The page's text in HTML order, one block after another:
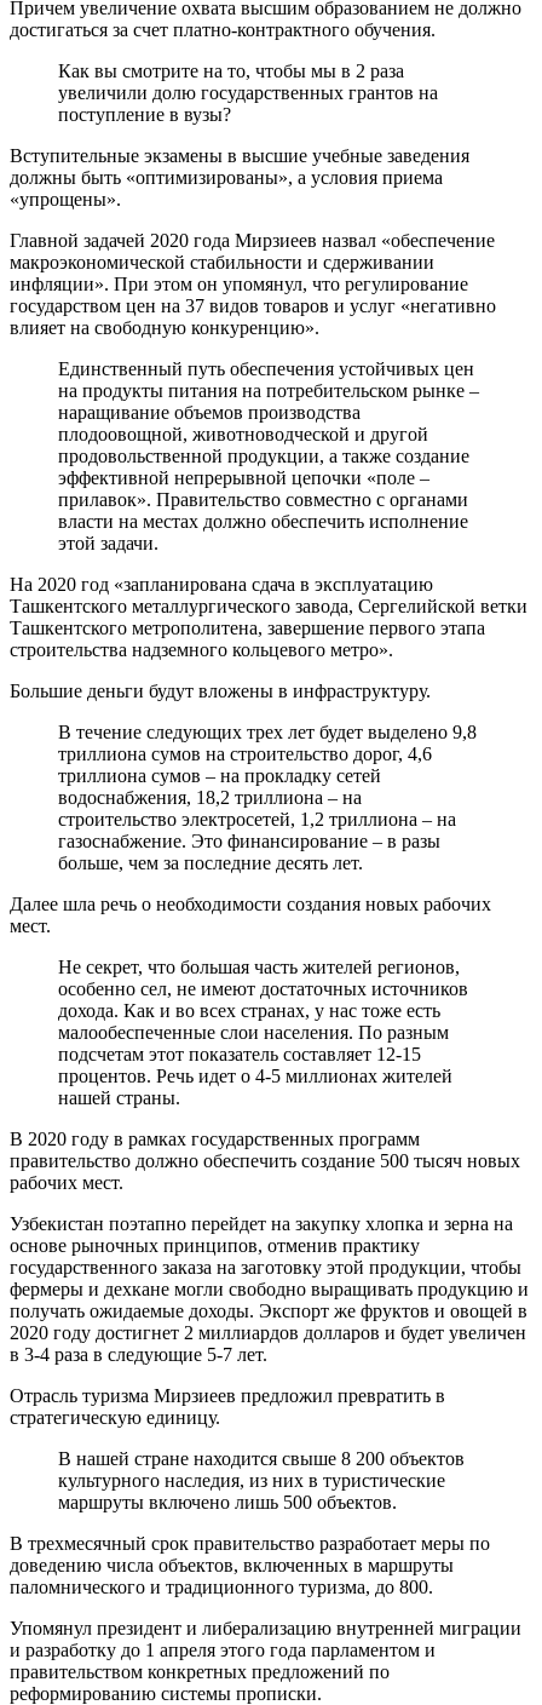
Причем увеличение охвата высшим образованием не должно
достигаться за счет платно-контрактного обучения.
Как вы смотрите на то, чтобы мы в 2 раза
увеличили долю государственных грантов на
поступление в вузы?
Вступительные экзамены в высшие учебные заведения
должны быть «оптимизированы», а условия приема
«упрощены».
Главной задачей 2020 года Мирзиеев назвал «обеспечение
макроэкономической стабильности и сдерживании
инфляции». При этом он упомянул, что регулирование
государством цен на 37 видов товаров и услуг «негативно
влияет на свободную конкуренцию».
Единственный путь обеспечения устойчивых цен
на продукты питания на потребительском рынке –
наращивание объемов производства
плодоовощной, животноводческой и другой
продовольственной продукции, а также создание
эффективной непрерывной цепочки «поле –
прилавок». Правительство совместно с органами
власти на местах должно обеспечить исполнение
этой задачи.
На 2020 год «запланирована сдача в эксплуатацию
Ташкентского металлургического завода, Сергелийской ветки
Ташкентского метрополитена, завершение первого этапа
строительства надземного кольцевого метро».
Большие деньги будут вложены в инфраструктуру.
В течение следующих трех лет будет выделено 9,8
триллиона сумов на строительство дорог, 4,6
триллиона сумов – на прокладку сетей
водоснабжения, 18,2 триллиона – на
строительство электросетей, 1,2 триллиона – на
газоснабжение. Это финансирование – в разы
больше, чем за последние десять лет.
Далее шла речь о необходимости создания новых рабочих
мест.
Не секрет, что большая часть жителей регионов,
особенно сел, не имеют достаточных источников
дохода. Как и во всех странах, у нас тоже есть
малообеспеченные слои населения. По разным
подсчетам этот показатель составляет 12-15
процентов. Речь идет о 4-5 миллионах жителей
нашей страны.
В 2020 году в рамках государственных программ
правительство должно обеспечить создание 500 тысяч новых
рабочих мест.
Узбекистан поэтапно перейдет на закупку хлопка и зерна на
основе рыночных принципов, отменив практику
государственного заказа на заготовку этой продукции, чтобы
фермеры и дехкане могли свободно выращивать продукцию и
получать ожидаемые доходы. Экспорт же фруктов и овощей в
2020 году достигнет 2 миллиардов долларов и будет увеличен
в 3-4 раза в следующие 5-7 лет.
Отрасль туризма Мирзиеев предложил превратить в
стратегическую единицу.
В нашей стране находится свыше 8 200 объектов
культурного наследия, из них в туристические
маршруты включено лишь 500 объектов.
В трехмесячный срок правительство разработает меры по
доведению числа объектов, включенных в маршруты
паломнического и традиционного туризма, до 800.
Упомянул президент и либерализацию внутренней миграции
и разработку до 1 апреля этого года парламентом и
правительством конкретных предложений по
реформированию системы прописки.